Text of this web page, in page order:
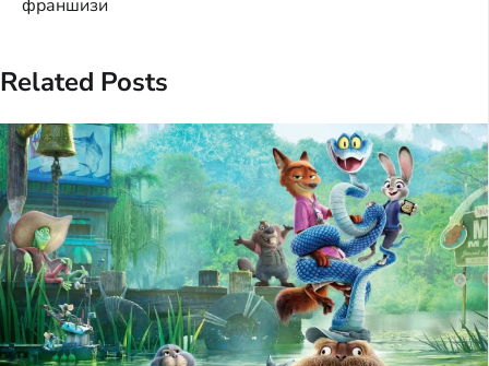
франшизи
Related Posts